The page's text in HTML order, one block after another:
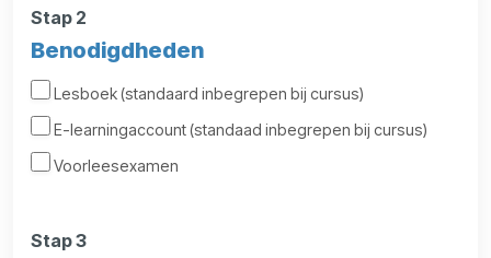
Stap 2
Benodigdheden
Lesboek (standaard inbegrepen bij cursus)
E-learningaccount (standaad inbegrepen bij cursus)
Voorleesexamen
Stap 3